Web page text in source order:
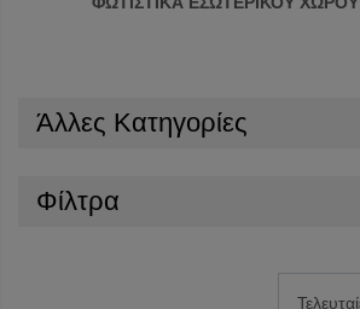
Άλλες Κατηγορίες
Φίλτρα